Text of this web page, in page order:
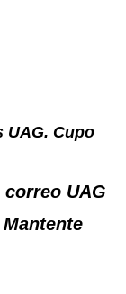
UAG. Cupo
UAG